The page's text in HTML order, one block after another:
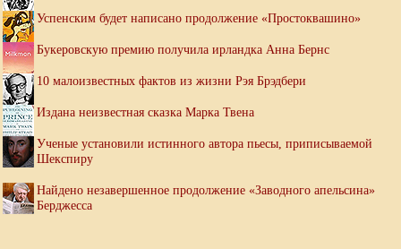
Успенским будет написано продолжение «Простоквашино»
Букеровскую премию получила ирландка Анна Бернс
10 малоизвестных фактов из жизни Рэя Брэдбери
Издана неизвестная сказка Марка Твена
Ученые установили истинного автора пьесы, приписываемой
Шекспиру
Найдено незавершенное продолжение «Заводного апельсина»
Берджесса